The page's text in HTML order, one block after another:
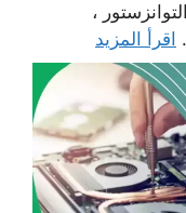
،
اقرأ المزيد